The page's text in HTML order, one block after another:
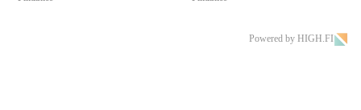
Powered by HIGH.FI